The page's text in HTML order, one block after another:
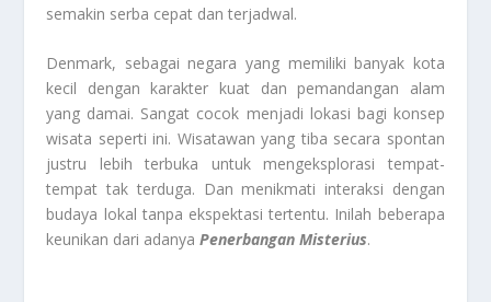
semakin serba cepat dan terjadwal.
Denmark, sebagai negara yang memiliki banyak kota
kecil dengan karakter kuat dan pemandangan alam
yang damai. Sangat cocok menjadi lokasi bagi konsep
wisata seperti ini. Wisatawan yang tiba secara spontan
justru lebih terbuka untuk mengeksplorasi tempat-
tempat tak terduga. Dan menikmati interaksi dengan
budaya lokal tanpa ekspektasi tertentu. Inilah beberapa
keunikan dari adanyaPenerbangan Misterius.